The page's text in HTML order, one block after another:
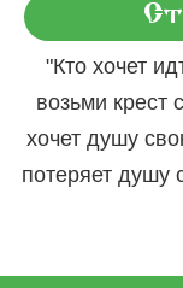
"Кто хочет
возьми крест
хочет душу
потеряет душу